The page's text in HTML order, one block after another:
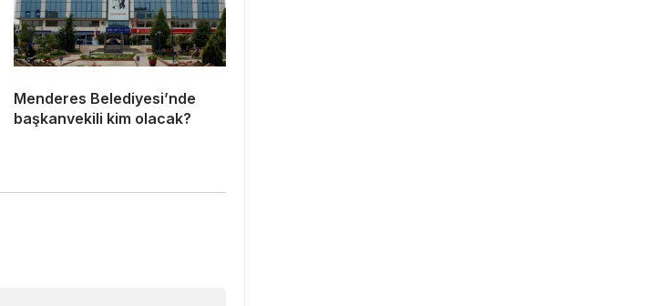
Menderes Belediyesi’nde
başkanvekili kim olacak?